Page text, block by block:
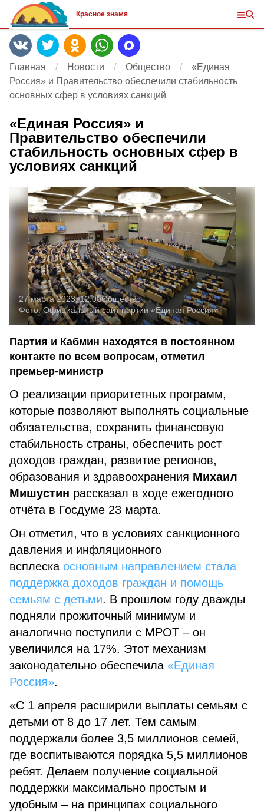
Красное знамя
Главная Новости Общество
«Единая
Россия» и Правительство обеспечили стабильность
основных сфер в условиях санкций
«Единая Россия» и
Правительство обеспечили
стабильность основных сфер в
условиях санкций
27 марта 2023, 12:00Общество
Фото:Официальный сайт партии «Единая Россия»
Партия и Кабмин находятся в постоянном
контакте по всем вопросам, отметил
премьер-министр
О реализации приоритетных программ,
которые позволяют выполнять социальные
обязательства, сохранить финансовую
стабильность страны, обеспечить рост
доходов граждан, развитие регионов,
образования и здравоохранения Михаил
Мишустин рассказал в ходе ежегодного
отчёта в Госдуме 23 марта.
Он отметил, что в условиях санкционного
давления и инфляционного
всплеска основным направлением стала
поддержка доходов граждан и помощь
семьям с детьми. В прошлом году дважды
подняли прожиточный минимум и
аналогично поступили с МРОТ – он
увеличился на 17%. Этот механизм
законодательно обеспечила «Единая
Россия».
«С 1 апреля расширили выплаты семьям с
детьми от 8 до 17 лет. Тем самым
поддержали более 3,5 миллионов семей,
где воспитываются порядка 5,5 миллионов
ребят. Делаем получение социальной
поддержки максимально простым и
удобным – на принципах социального